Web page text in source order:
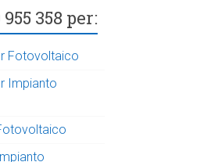
358 per:
Fotovoltaico
Impianto